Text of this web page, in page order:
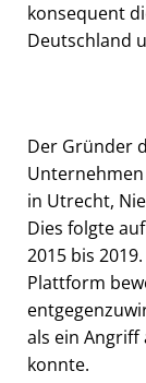
konsequent
Deutschland
Der Gründer
in Utrecht,
Dies folgte
2015 bis
Plattform
als ein
konnte.